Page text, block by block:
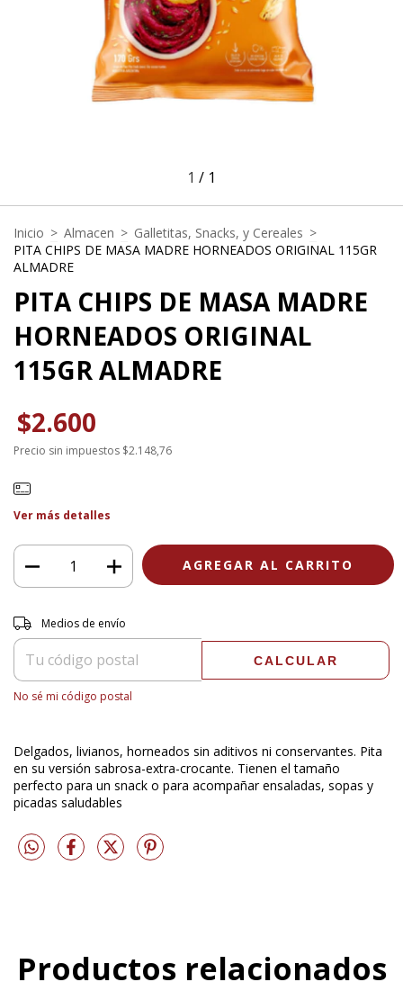
1 / 1
Inicio > Almacen > Galletitas, Snacks, y Cereales >
PITA CHIPS DE MASA MADRE HORNEADOS ORIGINAL 115GR
ALMADRE
PITA CHIPS DE MASA MADRE
HORNEADOS ORIGINAL
115GR ALMADRE
$2.600
Precio sin impuestos $2.148,76
Ver más detalles
Entregas para el CP:
Medios de envío
CALCULAR
No sé mi código postal
Delgados, livianos, horneados sin aditivos ni conservantes. Pita
en su versión sabrosa-extra-crocante. Tienen el tamaño
perfecto para un snack o para acompañar ensaladas, sopas y
picadas saludables
Productos relacionados